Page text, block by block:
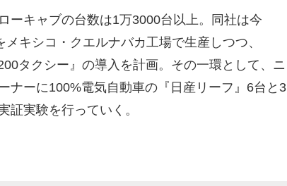
ーキャブの台数は1万3000台以上。同社は今
メキシコ・クエルナバカ工場で生産しつつ、
タクシー』の導入を計画。その一環として、ニ
ナーに100%電気自動車の『日産リーフ』6台と3
証実験を行っていく。